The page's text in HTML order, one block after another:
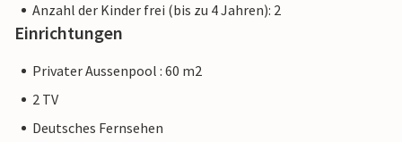
Anzahl der Kinder frei (bis zu 4 Jahren): 2
Einrichtungen
Privater Aussenpool : 60 m2
2 TV
Deutsches Fernsehen